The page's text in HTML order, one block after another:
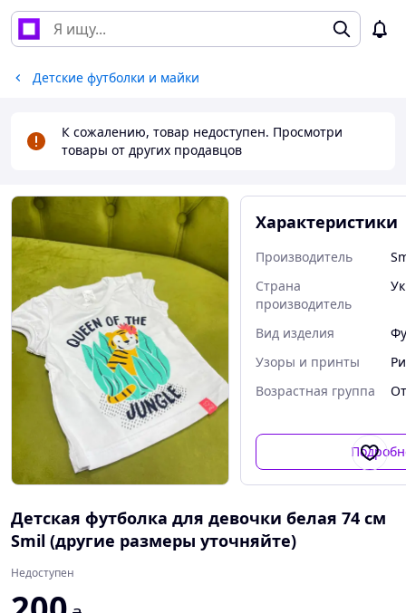
Детские футболки и майки
К сожалению, товар недоступен. Просмотри
товары от других продавцов
Характеристики
Производитель
Страна
производитель
Вид изделия
Узоры и принты
Возрастная группа
Детская футболка для девочки белая 74 см
Smil (другие размеры уточняйте)
Недоступен